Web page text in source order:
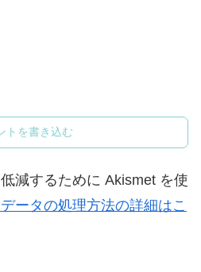
トを書き込む
減するために Akismet を使
ータの処理方法の詳細はこ